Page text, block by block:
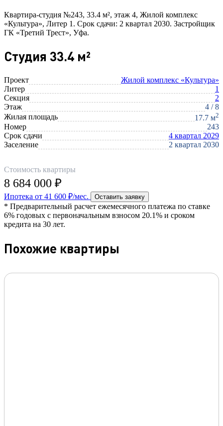
Квартира-студия №243, 33.4 м², этаж 4, Жилой комплекс
«Культура», Литер 1. Срок сдачи: 2 квартал 2030. Застройщик
ГК «Третий Трест», Уфа.
Студия 33.4 м²
Проект
Жилой комплекс «Культура»
Литер
1
Секция
2
Этаж
4 / 8
Жилая площадь
17.7 м2
Номер
243
Срок сдачи
4 квартал 2029
Заселение
2 квартал 2030
Стоимость квартиры
8 684 000 ₽
Ипотека от 41 600 ₽/мес. Оставить заявку
* Предварительный расчет ежемесячного платежа по ставке
6% годовых с первоначальным взносом 20.1% и сроком
кредита на 30 лет.
Похожие квартиры